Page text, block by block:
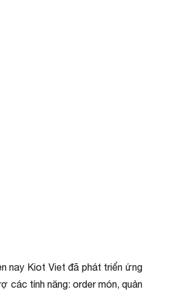
nay Kiot Viet đã phát triển ứng
các tính năng: order món, quản